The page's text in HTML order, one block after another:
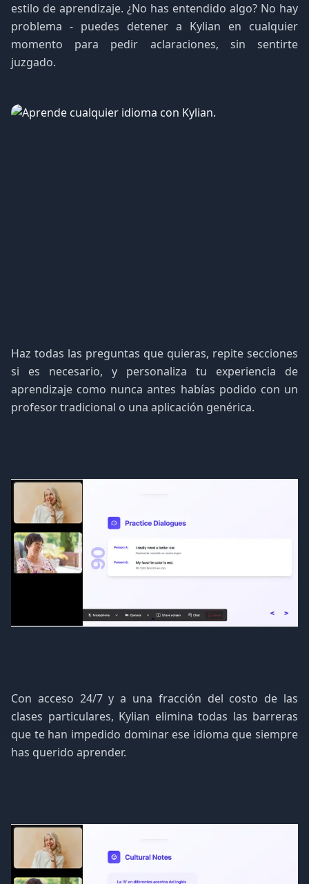
estilo de aprendizaje. ¿No has entendido algo? No hay
problema - puedes detener a Kylian en cualquier
momento para pedir aclaraciones, sin sentirte
juzgado.
Haz todas las preguntas que quieras, repite secciones
si es necesario, y personaliza tu experiencia de
aprendizaje como nunca antes habías podido con un
profesor tradicional o una aplicación genérica.
Con acceso 24/7 y a una fracción del costo de las
clases particulares, Kylian elimina todas las barreras
que te han impedido dominar ese idioma que siempre
has querido aprender.